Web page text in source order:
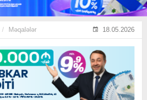
Məqalələr 18.05.2026